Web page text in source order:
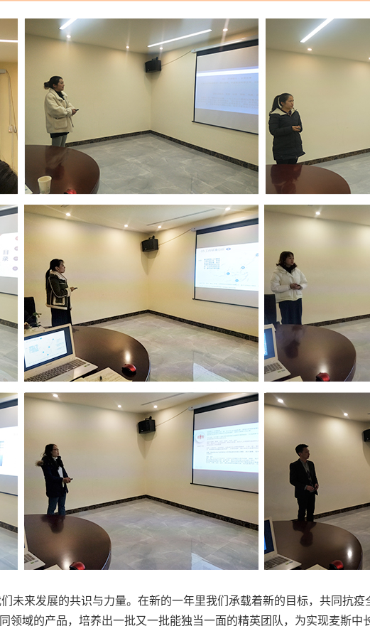
未来发展的共识与力量。在新的一年里我们承载着新的目标，共同抗
领域的产品，培养出一批又一批能独当一面的精英团队，为实现麦斯中